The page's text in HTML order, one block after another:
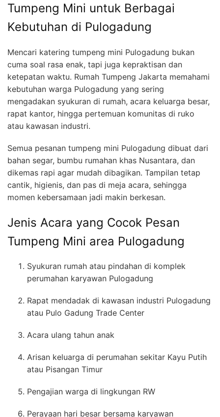
Tumpeng Mini untuk Berbagai
Kebutuhan di Pulogadung
Mencari katering tumpeng mini Pulogadung bukan
cuma soal rasa enak, tapi juga kepraktisan dan
ketepatan waktu. Rumah Tumpeng Jakarta memahami
kebutuhan warga Pulogadung yang sering
mengadakan syukuran di rumah, acara keluarga besar,
rapat kantor, hingga pertemuan komunitas di ruko
atau kawasan industri.
Semua pesanan tumpeng mini Pulogadung dibuat dari
bahan segar, bumbu rumahan khas Nusantara, dan
dikemas rapi agar mudah dibagikan. Tampilan tetap
cantik, higienis, dan pas di meja acara, sehingga
momen kebersamaan jadi makin berkesan.
Jenis Acara yang Cocok Pesan
Tumpeng Mini area Pulogadung
Syukuran rumah atau pindahan di komplek
perumahan karyawan Pulogadung
Rapat mendadak di kawasan industri Pulogadung
atau Pulo Gadung Trade Center
Acara ulang tahun anak
Arisan keluarga di perumahan sekitar Kayu Putih
atau Pisangan Timur
Pengajian warga di lingkungan RW
Perayaan hari besar bersama karyawan